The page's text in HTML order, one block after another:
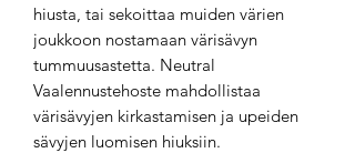
hiusta, tai sekoittaa muiden värien
joukkoon nostamaan värisävyn
tummuusastetta. Neutral
Vaalennustehoste mahdollistaa
värisävyjen kirkastamisen ja upeiden
sävyjen luomisen hiuksiin.